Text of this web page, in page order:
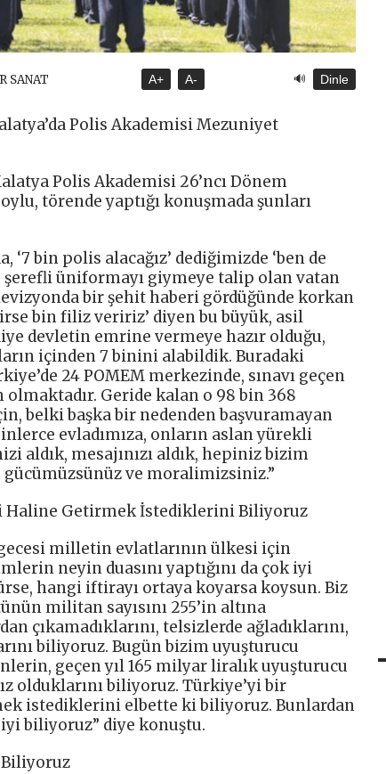
SANAT A+ A- 🔊 Dinle
Polis Akademisi Mezuniyet
Polis Akademisi 26’ncı Dönem
törende yaptığı konuşmada şunları
‘7 bin polis alacağız’ dediğimizde ‘ben de
şerefli üniformayı giymeye talip olan vatan
bir şehit haberi gördüğünde korkan
bin filiz veririz’ diyen bu büyük, asil
devletin emrine vermeye hazır olduğu,
içinden 7 binini alabildik. Buradaki
24 POMEM merkezinde, sınavı geçen
olmaktadır. Geride kalan o 98 bin 368
belki başka bir nedenden başvuramayan
evladımıza, onların aslan yürekli
aldık, mesajınızı aldık, hepiniz bizim
ve moralimizsiniz.”
Haline Getirmek İstediklerini Biliyoruz
gecesi milletin evlatlarının ülkesi için
neyin duasını yaptığını da çok iyi
hangi iftirayı ortaya koyarsa koysun. Biz
militan sayısını 255’in altına
çıkamadıklarını, telsizlerde ağladıklarını,
biliyoruz. Bugün bizim uyuşturucu
geçen yıl 165 milyar liralık uyuşturucu
olduklarını biliyoruz. Türkiye’yi bir
istediklerini elbette ki biliyoruz. Bunlardan
biliyoruz” diye konuştu.